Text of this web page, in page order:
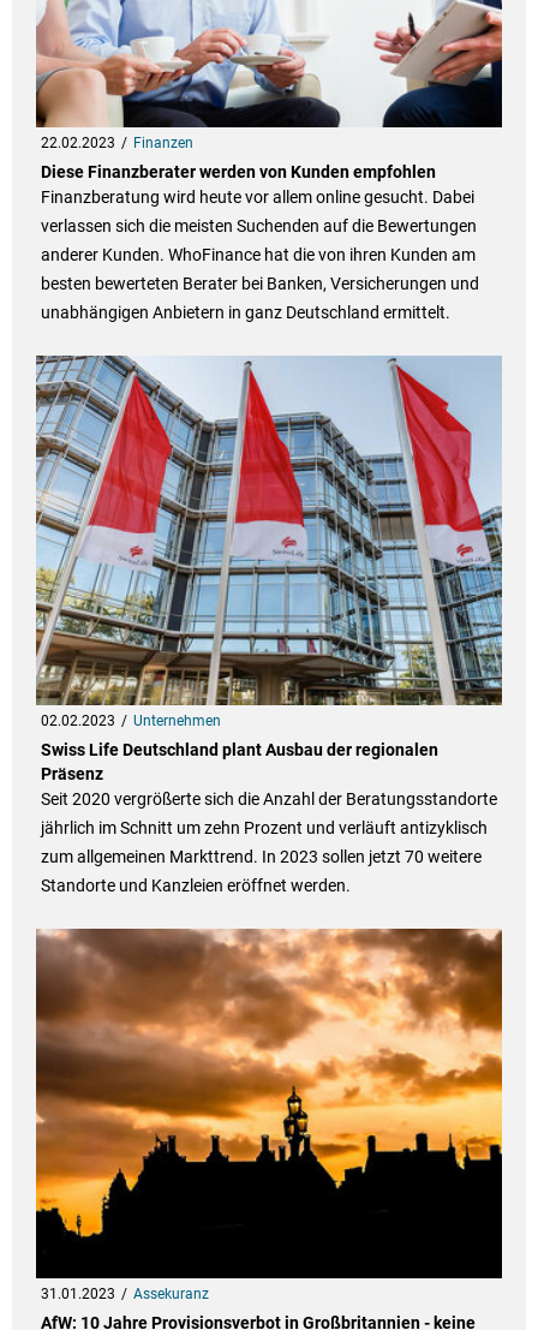
22.02.2023 Finanzen
Diese Finanzberater werden von Kunden empfohlen
Finanzberatung wird heute vor allem online gesucht. Dabei
verlassen sich die meisten Suchenden auf die Bewertungen
anderer Kunden. WhoFinance hat die von ihren Kunden am
besten bewerteten Berater bei Banken, Versicherungen und
unabhängigen Anbietern in ganz Deutschland ermittelt.
02.02.2023 Unternehmen
Swiss Life Deutschland plant Ausbau der regionalen
Präsenz
Seit 2020 vergrößerte sich die Anzahl der Beratungsstandorte
jährlich im Schnitt um zehn Prozent und verläuft antizyklisch
zum allgemeinen Markttrend. In 2023 sollen jetzt 70 weitere
Standorte und Kanzleien eröffnet werden.
31.01.2023 Assekuranz
AfW: 10 Jahre Provisionsverbot in Großbritannien - keine